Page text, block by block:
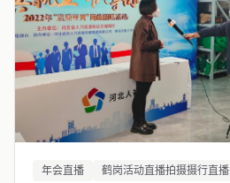
年会直播 鹤岗活动直播拍摄摄行直播